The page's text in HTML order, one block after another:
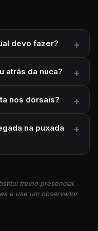
devo fazer?
atrás da nuca?
nos dorsais?
na puxada
treino presencial.
e use um observador